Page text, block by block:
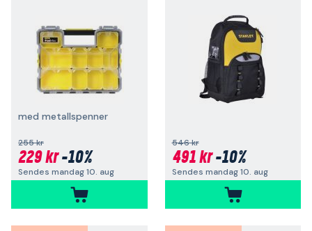
med metallspenner
255 kr
229 kr-10%
Sendes mandag 10. aug
546 kr
491 kr-10%
Sendes mandag 10. aug